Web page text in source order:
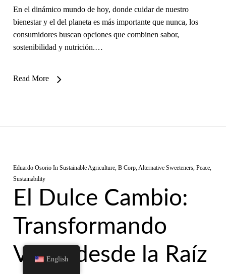
En el dinámico mundo de hoy, donde cuidar de nuestro
bienestar y el del planeta es más importante que nunca, los
consumidores buscan opciones que combinen sabor,
sostenibilidad y nutrición.…
Read More
Eduardo Osorio In Sustainable Agriculture, B Corp,Alternative Sweeteners, Peace,
Sustainability
El Dulce Cambio:
Transformando
Vidas desde la Raíz
English